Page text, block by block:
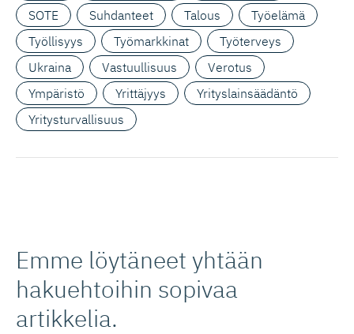
SOTE
Suhdanteet Talous
Työelämä
Työllisyys
Työmarkkinat
Työterveys
Ukraina
Vastuullisuus
Verotus
Ympäristö
Yrittäjyys
Yrityslainsäädäntö
Yritysturvallisuus
Emme löytäneet yhtään
hakuehtoihin sopivaa
artikkelia.